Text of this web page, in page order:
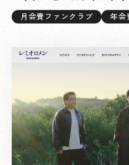
月会費ファンクラブ 年会